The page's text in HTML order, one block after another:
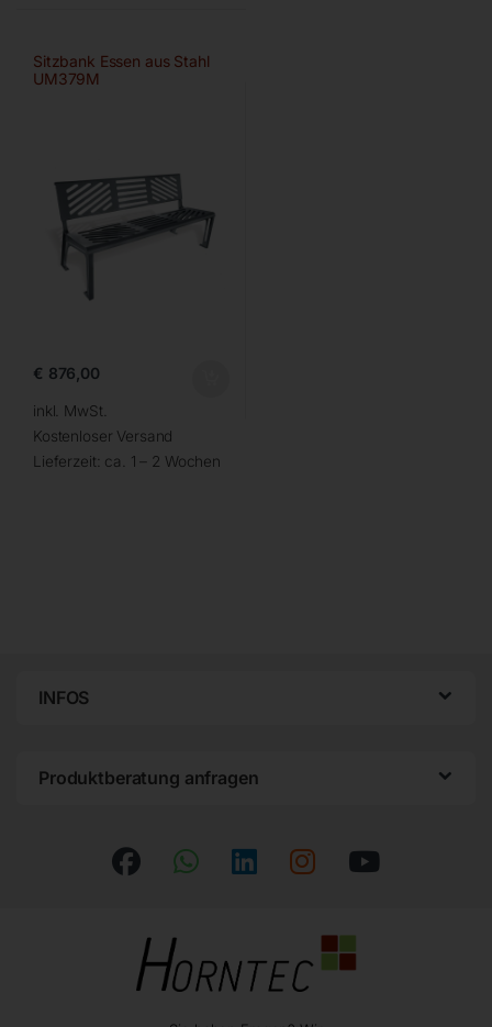
Sitzbank Essen aus Stahl
UM379M
€ 876,00
inkl. MwSt.
Kostenloser Versand
Lieferzeit: ca. 1 – 2 Wochen
INFOS
Produktberatung anfragen